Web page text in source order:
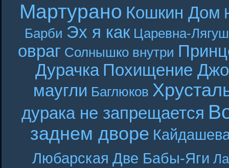
Мартурано Кошкин Дом
Барби Эх я как Царевна-
овраг Солнышко внутри
Дурачка Похищение
маугли Баглюков
дурака не запрещается
заднем дворе
Любарская Две Бабы-Яги